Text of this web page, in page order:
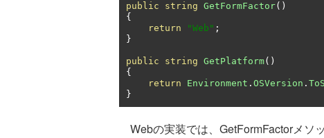
public string GetFormFactor()
{
return
"Web" ;
}
public string GetPlatform()
{
return
Environment . OSVersion .
}
Webの実装では、GetFormFactorメソ